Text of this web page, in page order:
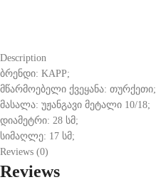
Description
ბრენდი: KAPP;
მწარმოებელი ქვეყანა: თურქეთი;
მასალა: უჟანგავი მეტალი 10/18;
დიამეტრი: 28 სმ;
სიმაღლე: 17 სმ;
Reviews (0)
Reviews